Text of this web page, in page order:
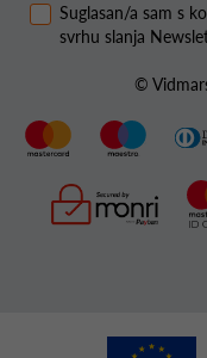
Suglasan/a sam s
svrhu slanja
©